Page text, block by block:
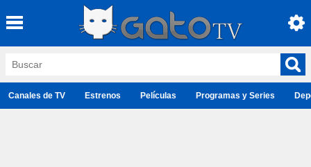
Canales de TV Estrenos Películas Programas y Series